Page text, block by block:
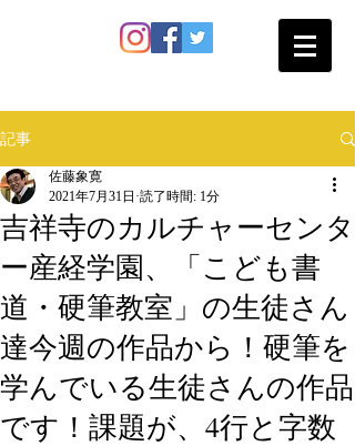
記事
吉祥寺のカルチャーセンタ
ー産経学園、「こども書
道・硬筆教室」の生徒さん
達今週の作品から！硬筆を
学んでいる生徒さんの作品
です！課題が、4行と字数
佐藤象寛
2021年7月31日 読了時間: 1分